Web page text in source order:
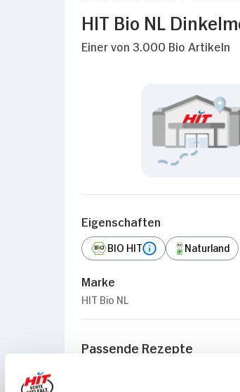
HIT Bio NL
Einer von 3.000 Bio Artikeln
Eigenschaften
BIO HIT Naturland
Marke
HIT Bio NL
Passende Rezepte